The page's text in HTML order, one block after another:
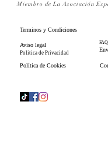
Miembro de La Asociación
Terminos y Condiciones
Aviso legal
Politica de Privacidad
Política de Cookies
FAQ